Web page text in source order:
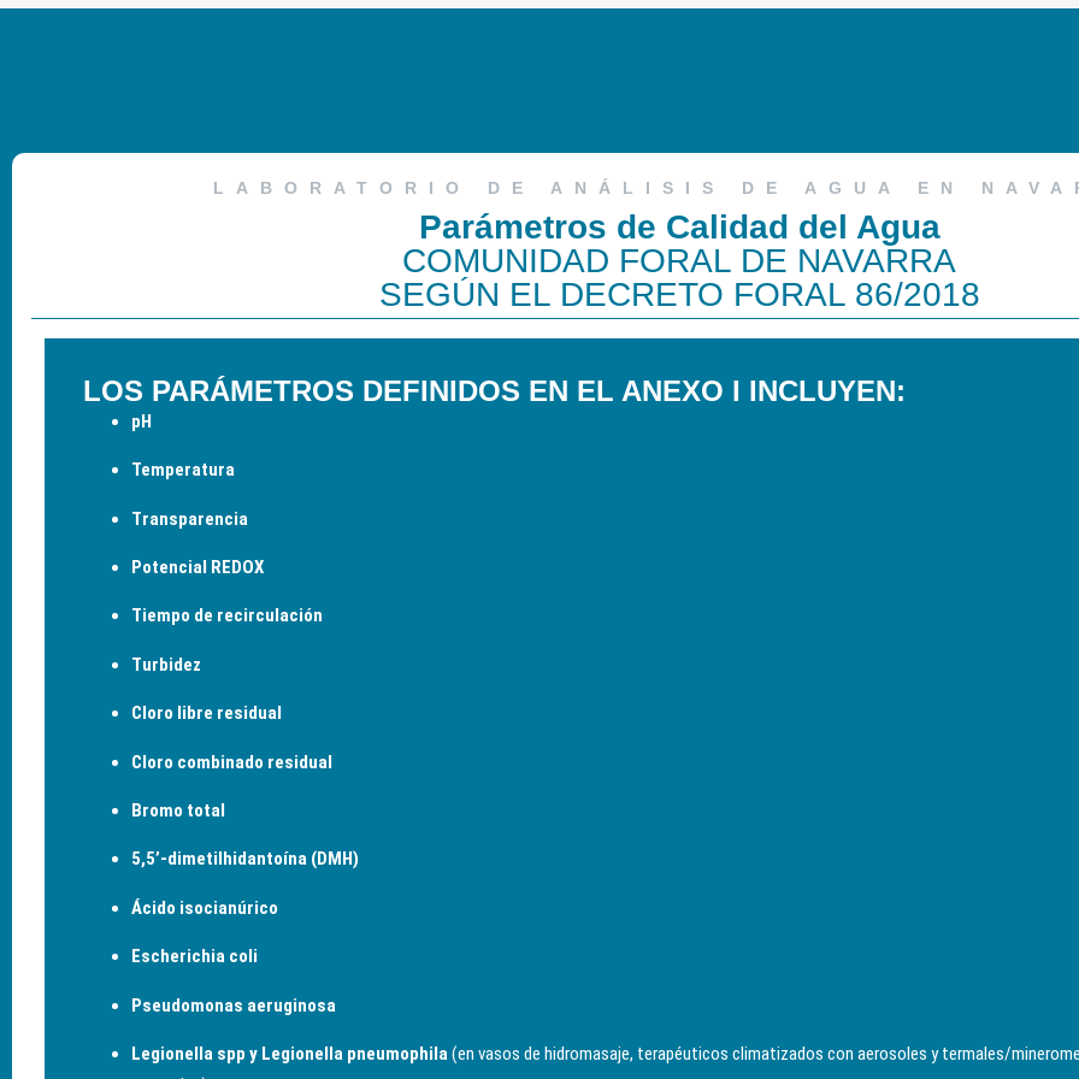
LABORATORIO DE ANÁLISIS DE AGUA EN
Parámetros de Calidad del Agua
COMUNIDAD FORAL DE NAVARRA
SEGÚN EL DECRETO FORAL 86/2018
LOS PARÁMETROS DEFINIDOS EN EL ANEXO I INCLUYEN:
pH
Temperatura
Transparencia
Potencial REDOX
Tiempo de recirculación
Turbidez
Cloro libre residual
Cloro combinado residual
Bromo total
5,5’-dimetilhidantoína (DMH)
Ácido isocianúrico
Escherichia coli
Pseudomonas aeruginosa
Legionella spp y Legionella pneumophila(en vasos de hidromasaje, terapéuticos climatizados con aerosoles y termales/